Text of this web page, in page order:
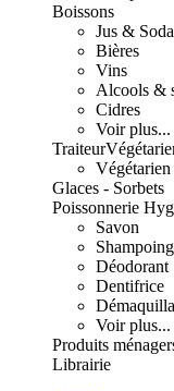
Boissons
Jus &
Bières
Vins
Alcools &
Cidres
Voir plus...
Traiteur
Végétarien
Glaces - Sorbets
Poissonnerie
Savon
Shampoing
Déodorant
Dentifrice
Voir plus...
Produits
Librairie